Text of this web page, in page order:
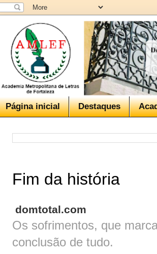
Página inicial Destaques
Fim da história
domtotal.com
Os sofrimentos, que
conclusão de tudo.